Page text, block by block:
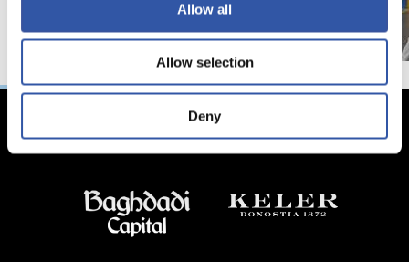
Allow all
Allow selection
Deny